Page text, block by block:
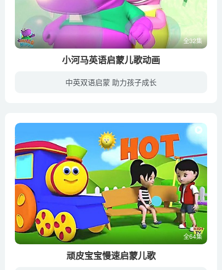
第62集 Super Super Supermarket Song
第63集 Tell Me Your Wish
第64集 Let us Ride a Rollercoaster
第65集 Dreams come true
第66集 The Bravest Viking
第67集 Hula Hula Water Park
第70集 My Friend Mr Bear
第71集 Raindrops Travel Adventures
第72集 Dinosaur Song
全32集
小河马英语启蒙儿歌动画
中英双语启蒙 助力孩子成长
全64集
顽皮宝宝慢速启蒙儿歌